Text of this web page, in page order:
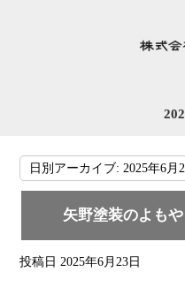
日別アーカイブ:2025年6月
矢野塗装のよも
投稿日 2025年6月23日